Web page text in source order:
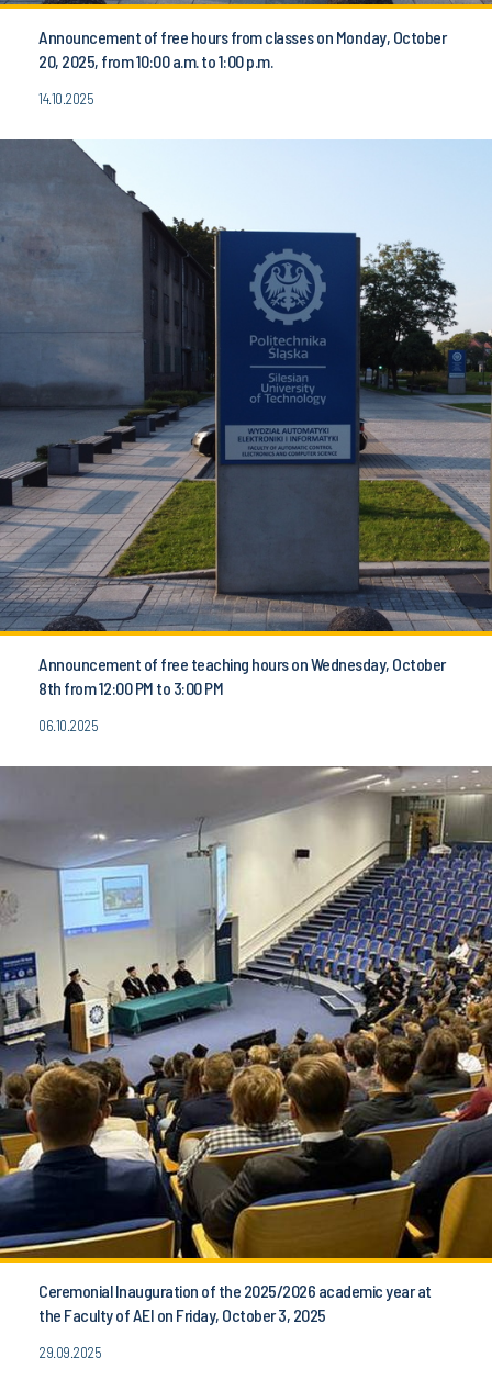
Announcement of free hours from classes on Monday, October
20, 2025, from 10:00 a.m. to 1:00 p.m.
14.10.2025
Announcement of free teaching hours on Wednesday, October
8th from 12:00 PM to 3:00 PM
06.10.2025
Ceremonial Inauguration of the 2025/2026 academic year at
the Faculty of AEI on Friday, October 3, 2025
29.09.2025